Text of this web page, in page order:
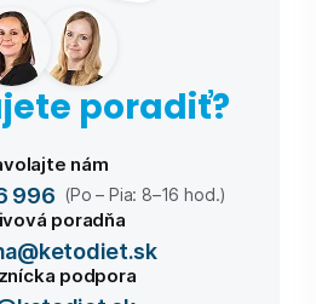
poradiť?
nám
996 (Po – Pia: 8–16 hod.)
poradňa
podpora